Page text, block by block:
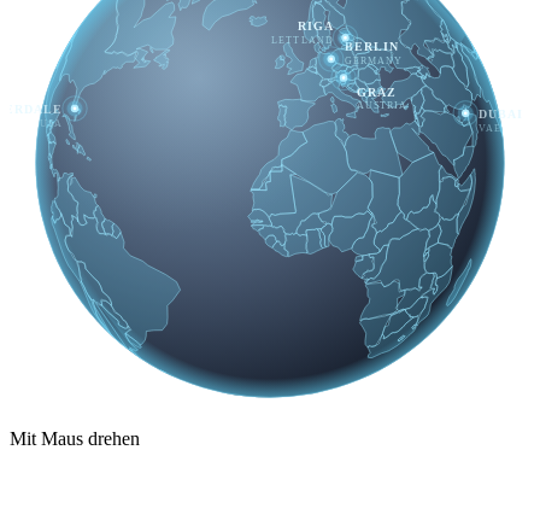
BERLIN
GERMANY
GRAZ
AUSTRIA
DUBAI
VAE
RIGA
LETTLAND
USA
Mit Maus drehen